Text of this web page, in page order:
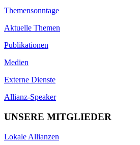
Themensonntage
Aktuelle Themen
Publikationen
Medien
Externe Dienste
Allianz-Speaker
UNSERE MITGLIEDER
Lokale Allianzen